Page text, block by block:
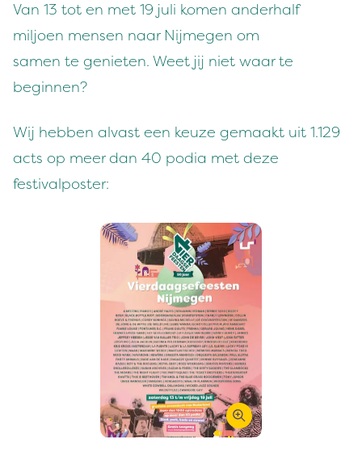
Van 13 tot en met 19 juli komen ander­half
miljoen mensen naar Nijmegen om
samen te geni­eten. Weet jij niet waar te
beginnen?
Wij hebben alvast een keuze gemaakt uit 1.129
acts op meer dan 40 podia met deze
festivalposter: